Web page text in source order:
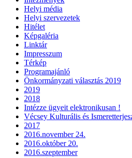
Helyi média
Helyi szervezetek
Hitélet
Képgaléria
Linktár
Impresszum
Térkép
Programajánló
Önkormányzati választás 2019
2019
2018
Intézze ügyeit elektronikusan !
Vécsey Kulturális és
2017
2016.november 24.
2016.október 20.
2016.szeptember